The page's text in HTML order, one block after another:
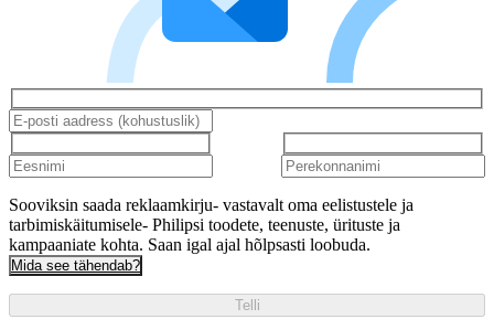
Sooviksin saada reklaamkirju- vastavalt oma eelistustele ja
tarbimiskäitumisele- Philipsi toodete, teenuste, ürituste ja
kampaaniate kohta. Saan igal ajal hõlpsasti loobuda.
Mida see tähendab?
Telli